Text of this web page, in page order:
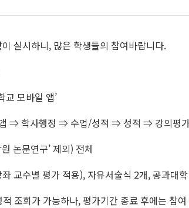
실시하니, 많은 학생들의 참여바랍니다.
교 모바일 앱’
⇒ 학사행정 ⇒ 수업/성적 ⇒ 성적 ⇒ 강의평
논문연구’ 제외) 전체
교수별 평가 적용), 자유서술식 2개, 공과대
조회가 가능하나, 평가기간 종료 후에는 참